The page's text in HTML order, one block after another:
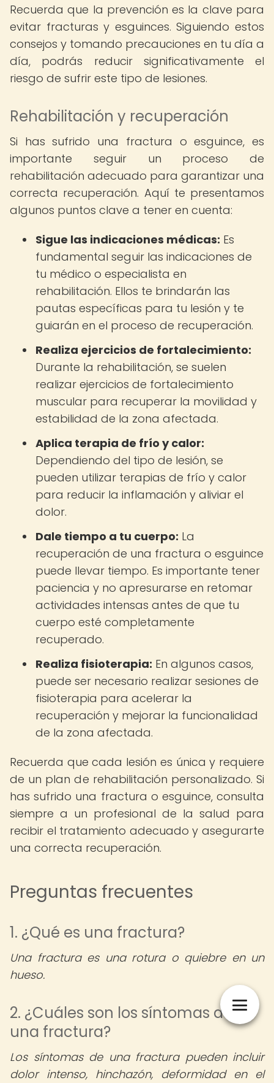
Recuerda que la prevención es la clave para
evitar fracturas y esguinces. Siguiendo estos
consejos y tomando precauciones en tu día a
día, podrás reducir significativamente el
riesgo de sufrir este tipo de lesiones.
Rehabilitación y recuperación
Si has sufrido una fractura o esguince, es
importante seguir un proceso de
rehabilitación adecuado para garantizar una
correcta recuperación. Aquí te presentamos
algunos puntos clave a tener en cuenta:
Sigue las indicaciones médicas: Es
fundamental seguir las indicaciones de
tu médico o especialista en
rehabilitación. Ellos te brindarán las
pautas específicas para tu lesión y te
guiarán en el proceso de recuperación.
Realiza ejercicios de fortalecimiento:
Durante la rehabilitación, se suelen
realizar ejercicios de fortalecimiento
muscular para recuperar la movilidad y
estabilidad de la zona afectada.
Aplica terapia de frío y calor:
Dependiendo del tipo de lesión, se
pueden utilizar terapias de frío y calor
para reducir la inflamación y aliviar el
dolor.
Dale tiempo a tu cuerpo: La
recuperación de una fractura o esguince
puede llevar tiempo. Es importante tener
paciencia y no apresurarse en retomar
actividades intensas antes de que tu
cuerpo esté completamente
recuperado.
Realiza fisioterapia: En algunos casos,
puede ser necesario realizar sesiones de
fisioterapia para acelerar la
recuperación y mejorar la funcionalidad
de la zona afectada.
Recuerda que cada lesión es única y requiere
de un plan de rehabilitación personalizado. Si
has sufrido una fractura o esguince, consulta
siempre a un profesional de la salud para
recibir el tratamiento adecuado y asegurarte
una correcta recuperación.
Preguntas frecuentes
1. ¿Qué es una fractura?
Una fractura es una rotura o quiebre en un
hueso.
2. ¿Cuáles son los síntomas de
una fractura?
Los síntomas de una fractura pueden incluir
dolor intenso, hinchazón, deformidad en el